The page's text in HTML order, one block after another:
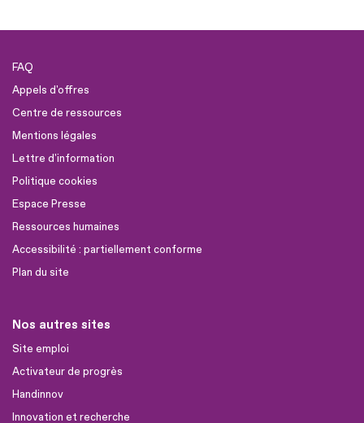
FAQ
Appels d'offres
Centre de ressources
Mentions légales
Lettre d'information
Politique cookies
Espace Presse
Ressources humaines
Accessibilité : partiellement conforme
Plan du site
Nos autres sites
Site emploi
Activateur de progrès
Handinnov
Innovation et recherche